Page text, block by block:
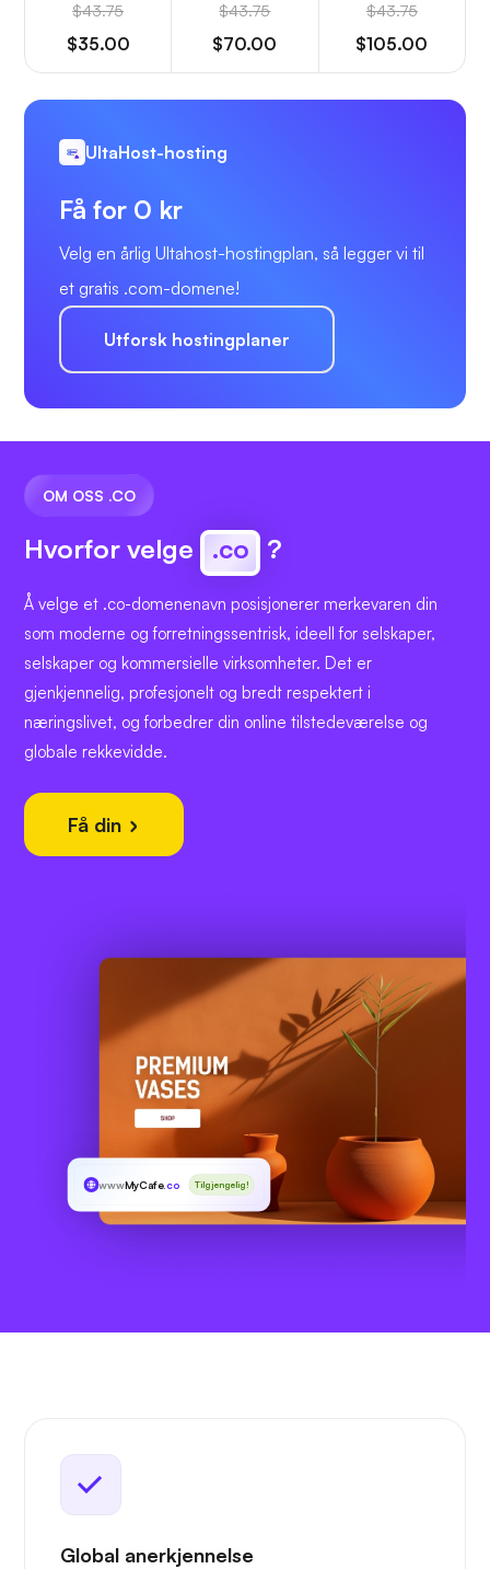
$43.75
$35.00
$43.75
$70.00
$43.75
$105.00
UltaHost-hosting
Få for 0 kr
Velg en årlig Ultahost-hostingplan, så legger vi til
et gratis .com-domene!
Utforsk hostingplaner
OM OSS .CO
Hvorfor velge .co ?
Å velge et .co-domenenavn posisjonerer merkevaren din
som moderne og forretningssentrisk, ideell for selskaper,
selskaper og kommersielle virksomheter. Det er
gjenkjennelig, profesjonelt og bredt respektert i
næringslivet, og forbedrer din online tilstedeværelse og
globale rekkevidde.
Få din
wwwMyCafe.co Tilgjengelig!
Global anerkjennelse